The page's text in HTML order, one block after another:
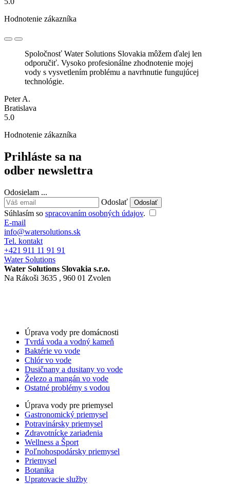
Hodnotenie zákazníka
Spoločnosť Water Solutions Slovakia môžem ďalej len
odporučiť. Vysoko profesionálne zhodnotenie mojej
vody s vysvetlením problému a navrhnutie fungujúcej
technológie.
Peter A.
Bratislava
5.0
Hodnotenie zákazníka
Prihláste sa na
odber newslettra
Odosielam ...
Odoslať
Súhlasím so spracovaním osobných údajov.
E-mail
info@watersolutions.sk
Tel. kontakt
+421 911 11 91 91
Water Solutions
Water Solutions Slovakia s.r.o.
Na Rákoši 3635 , 960 01 Zvolen
Úprava vody pre domácnosti
Tvrdá voda a vodný kameň
Baktérie vo vode
Chlór vo vode
Dusičnany a dusitany vo vode
Železo a mangán vo vode
Ostatné problémy s vodou
Úprava vody pre priemysel
Gastronomický priemysel
Potravinársky priemysel
Zdravotnícke zariadenia
Wellness a Šport
Poľnohospodársky priemysel
Priemysel
Botanika
Upratovacie služby